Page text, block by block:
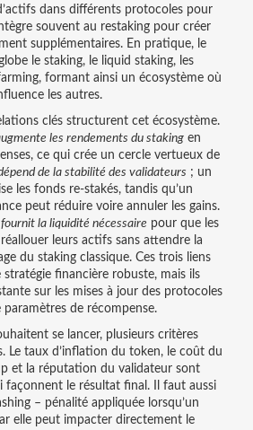
dans différents protocoles pour
souvent au restaking pour créer
supplémentaires. En pratique, le
le staking, le liquid staking, les
formant ainsi un écosystème où
les autres.
clés structurent cet écosystème.
les rendements du stakingen
ce qui crée un cercle vertueux de
de la stabilité des validateurs ; un
les fonds re‑stakés, tandis qu’un
peut réduire voire annuler les gains.
fournit la liquidité nécessaire pour que les
leurs actifs sans attendre la
du staking classique. Ces trois liens
stratégie financière robuste, mais ils
sur les mises à jour des protocoles
de récompense.
se lancer, plusieurs critères
Le taux d’inflation du token, le coût du
et la réputation du validateur sont
façonnent le résultat final. Il faut aussi
– pénalité appliquée lorsqu’un
elle peut impacter directement le